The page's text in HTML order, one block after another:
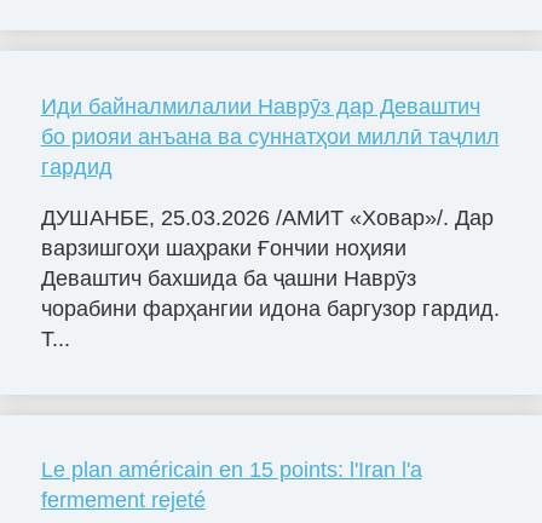
Иди байналмилалии Наврӯз дар Деваштич
бо риояи анъана ва суннатҳои миллӣ таҷлил
гардид
ДУШАНБЕ, 25.03.2026 /АМИТ «Ховар»/. Дар
варзишгоҳи шаҳраки Ғончии ноҳияи
Деваштич бахшида ба ҷашни Наврӯз
чорабини фарҳангии идона баргузор гардид.
Т...
Le plan américain en 15 points: l'Iran l'a
fermement rejeté